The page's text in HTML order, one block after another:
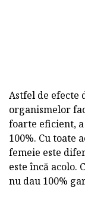
Astfel de efecte
organismelor
foarte eficient,
100%. Cu toate
femeie este
este încă acolo.
nu dau 100%